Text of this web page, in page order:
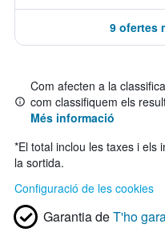
9 ofertes
Com afecten a la
com classifiquem els
Més informació
*El total inclou les taxes i els
la sortida.
Configuració de les cookies
Garantia deT'ho